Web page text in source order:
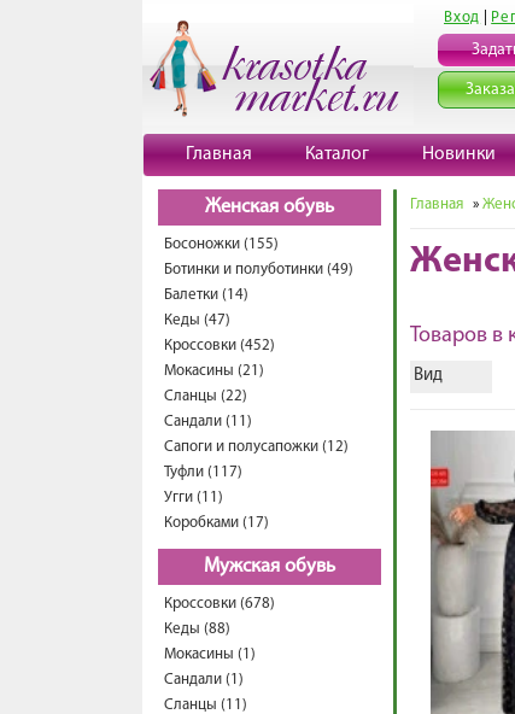
Вход
Главная Каталог Новинки
Женская обувь
Босоножки (155)
Ботинки и полуботинки (49)
Балетки (14)
Кеды (47)
Кроссовки (452)
Мокасины (21)
Сланцы (22)
Сандали (11)
Сапоги и полусапожки (12)
Туфли (117)
Угги (11)
Коробками (17)
Мужская обувь
Кроссовки (678)
Кеды (88)
Мокасины (1)
Сандали (1)
Сланцы (11)
Главная »
Товаров в
Вид